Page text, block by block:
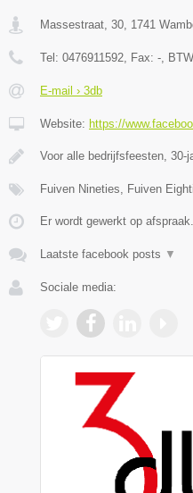
Massestraat, 30 1741
Tel: 0476911592 , Fax: - ,
E-mail › 3db
Website: https://
Voor alle bedrijfsfeesten, 30-
Fuiven Nineties, Fuiven
Er wordt gewerkt op afspraak.
Laatste facebook posts ▼
Sociale media: